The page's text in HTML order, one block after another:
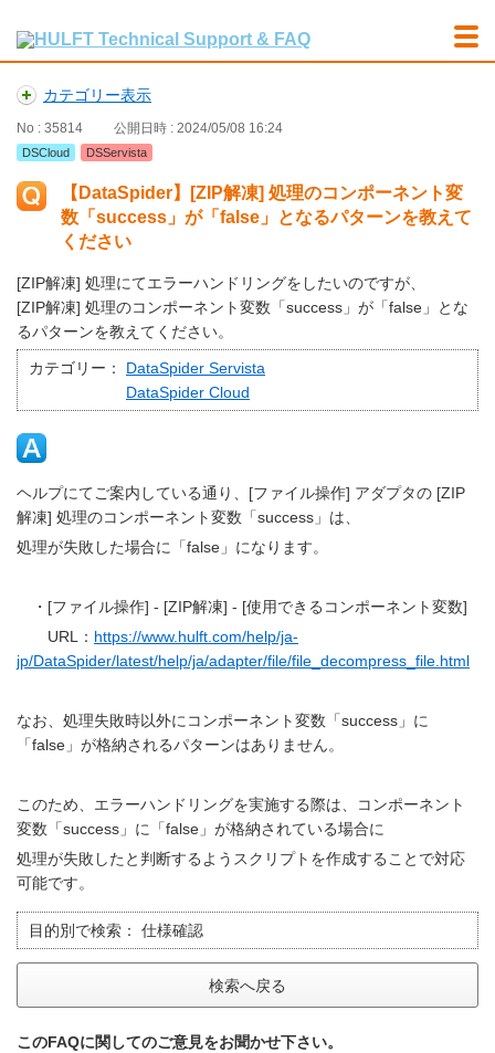
カテゴリー表示
No : 35814 公開日時 : 2024/05/08 16:24
DSCloud DSServista
【DataSpider】[ZIP解凍] 処理のコンポーネント変
数「success」が「false」となるパターンを教えて
ください
[ZIP解凍] 処理にてエラーハンドリングをしたいのですが、
[ZIP解凍] 処理のコンポーネント変数「success」が「false」とな
るパターンを教えてください。
カテゴリー：
DataSpider Servista
DataSpider Cloud
ヘルプにてご案内している通り、[ファイル操作] アダプタの [ZIP
解凍] 処理のコンポーネント変数「success」は、
処理が失敗した場合に「false」になります。
・[ファイル操作] - [ZIP解凍] - [使用できるコンポーネント変数]
URL： https://www.hulft.com/help/ja-
jp/DataSpider/latest/help/ja/adapter/file/file_decompress_file.html
なお、処理失敗時以外にコンポーネント変数「success」に
「false」が格納されるパターンはありません。
このため、エラーハンドリングを実施する際は、コンポーネント
変数「success」に「false」が格納されている場合に
処理が失敗したと判断するようスクリプトを作成することで対応
可能です。
目的別で検索： 仕様確認
検索へ戻る
このFAQに関してのご意見をお聞かせ下さい。